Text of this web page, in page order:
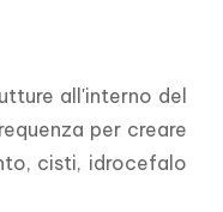
all'interno del
per creare
cisti, idrocefalo